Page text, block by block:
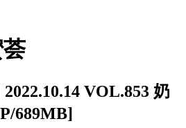
VOL.853 奶
689MB]